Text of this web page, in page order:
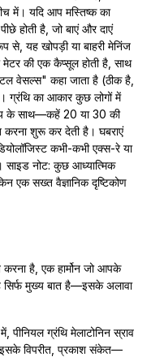
में। यदि आप मस्तिष्क का
होती है, जो बाएं और दाएं
से, यह खोपड़ी या बाहरी मेनिंज
मेटर की एक कैप्सूल होती है, साथ
वेसल्स" कहा जाता है (ठीक है,
ग्रंथि का आकार कुछ लोगों में
के साथ—कहें 20 या 30 की
शुरू कर देती है। घबराएं
कभी-कभी एक्स-रे या
नोट: कुछ आध्यात्मिक
एक सख्त वैज्ञानिक दृष्टिकोण
करना है, एक हार्मोन जो आपके
मुख्य बात है—इसके अलावा
पीनियल ग्रंथि मेलाटोनिन स्राव
विपरीत, प्रकाश संकेत—